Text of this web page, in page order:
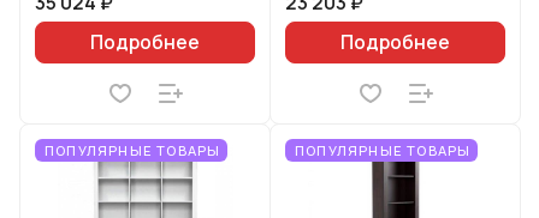
Подробнее
Подробнее
ПОПУЛЯРНЫЕ ТОВАРЫ ПОПУЛЯРНЫЕ ТОВАРЫ